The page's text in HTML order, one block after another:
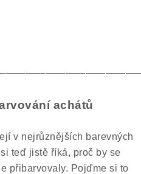
achátů
v nejrůznějších barevných
teď jistě říká, proč by se
přibarvovaly. Pojďme si to